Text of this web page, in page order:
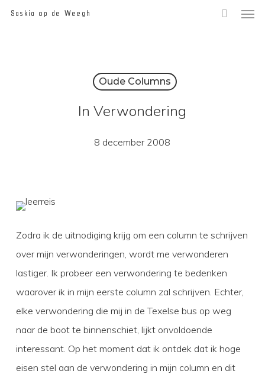
SkipSaskia op de Weegh
Oude Columns
In Verwondering
8 december 2008
Zodra ik de uitnodiging krijg om een column te schrijven
over mijn verwonderingen, wordt me verwonderen
lastiger. Ik probeer een verwondering te bedenken
waarover ik in mijn eerste column zal schrijven. Echter,
elke verwondering die mij in de Texelse bus op weg
naar de boot te binnenschiet, lijkt onvoldoende
interessant. Op het moment dat ik ontdek dat ik hoge
eisen stel aan de verwondering in mijn column en dit